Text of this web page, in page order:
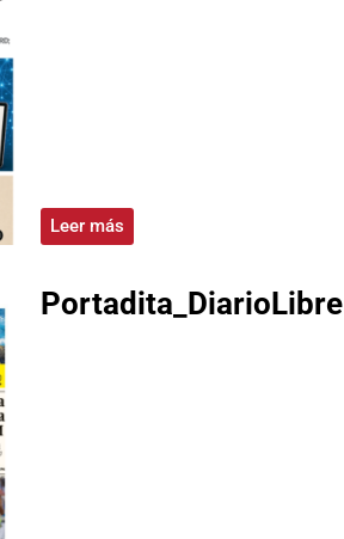
Leer más
Portadita_DiarioLibre